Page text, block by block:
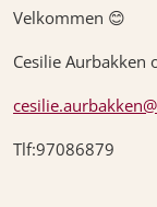
Velkommen 😊
Cesilie Aurbakken
Tlf:97086879